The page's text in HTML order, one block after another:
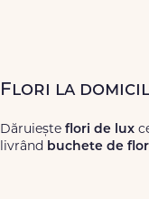
Flori la
Dăruiește flori de lux
livrând buchete de